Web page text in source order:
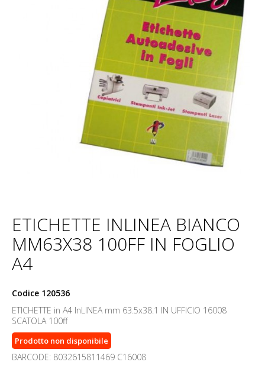
ETICHETTE INLINEA BIANCO
MM63X38 100FF IN FOGLIO
A4
Codice 120536
ETICHETTE in A4 InLINEA mm 63.5x38.1 IN UFFICIO 16008
SCATOLA 100ff
Prodotto non disponibile
BARCODE: 8032615811469 C16008